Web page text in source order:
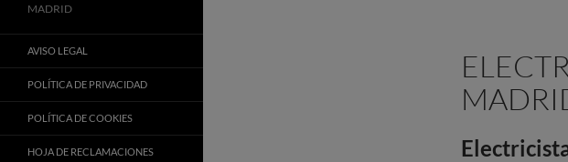
MADRID
AVISO LEGAL
POLÍTICA DE PRIVACIDAD
POLÍTICA DE COOKIES
HOJA DE RECLAMACIONES